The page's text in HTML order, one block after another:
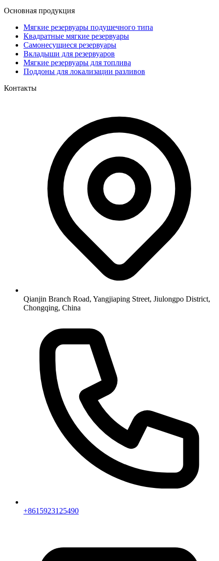
Основная продукция
Мягкие резервуары подушечного типа
Квадратные мягкие резервуары
Самонесущиеся резервуары
Вкладыши для резервуаров
Мягкие резервуары для топлива
Поддоны для локализации разливов
Контакты
Qianjin Branch Road, Yangjiaping Street, Jiulongpo District,
Chongqing, China
+8615923125490